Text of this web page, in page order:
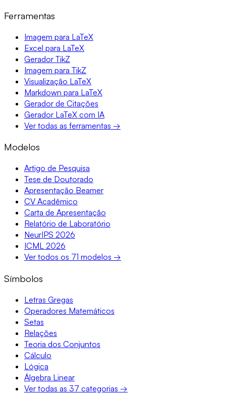
Ferramentas
Imagem para LaTeX
Excel para LaTeX
Gerador TikZ
Imagem para TikZ
Visualização LaTeX
Markdown para LaTeX
Gerador de Citações
Gerador LaTeX com IA
Ver todas as ferramentas →
Modelos
Artigo de Pesquisa
Tese de Doutorado
Apresentação Beamer
CV Acadêmico
Carta de Apresentação
Relatório de Laboratório
NeurIPS 2026
ICML 2026
Ver todos os 71 modelos →
Símbolos
Letras Gregas
Operadores Matemáticos
Setas
Relações
Teoria dos Conjuntos
Cálculo
Lógica
Álgebra Linear
Ver todas as 37 categorias →